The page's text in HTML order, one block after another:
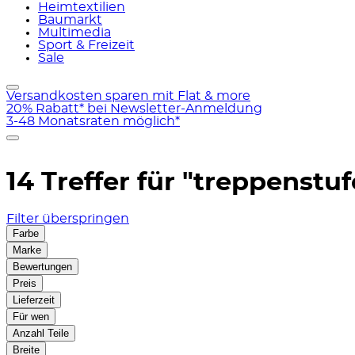
Heimtextilien
Baumarkt
Multimedia
Sport & Freizeit
Sale
Versandkosten sparen mit Flat & more
20% Rabatt* bei Newsletter-Anmeldung
3-48 Monatsraten möglich*
14 Treffer für
Filter überspringen
Farbe
Marke
Bewertungen
Preis
Lieferzeit
Für wen
Anzahl Teile
Breite